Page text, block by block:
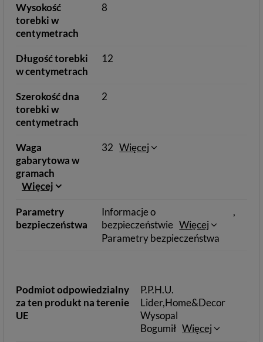
Wysokość
torebki w
centymetrach
8
Długość torebki
w centymetrach
12
Szerokość dna
torebki w
centymetrach
2
Waga
gabarytowa w
gramach
Więcej
32 Więcej
Parametry
bezpieczeństwa
Informacje o
bezpieczeństwie Więcej
Parametry bezpieczeństwa
Podmiot odpowiedzialny
za ten produkt na terenie
UE
P.P.H.U.
Lider,Home&Decor
Wysopal
Bogumił Więcej